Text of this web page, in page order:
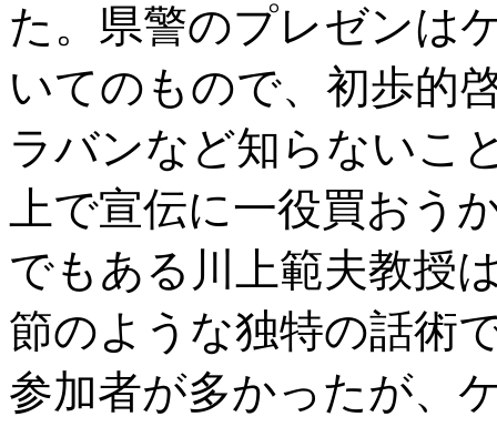
た。県警のプレゼンは
いてのもので、初歩的
ラバンなど知らないこ
上で宣伝に一役買おう
でもある川上範夫教授
節のような独特の話術
参加者が多かったが、